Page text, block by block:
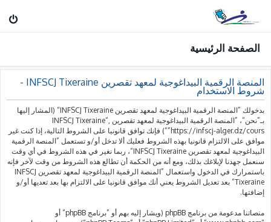
الصفحة الرئيسية
المنصة الرقمية البيداغوجية لمعهد تقصرين INFSCJ Tixeraine -
شروط الاستخدام
بدخولك ”المنصة الرقمية البيداغوجية لمعهد تقصرين INFSCJ Tixeraine“ (المشار إليها
بـ”نحن“، ”المنصة الرقمية البيداغوجية لمعهد تقصرين INFSCJ Tixeraine“,
”https://infscj-alger.dz/cours“) فإنك توافق قانونيا على الشروط التالية، إذا كنت غير
موافق على الالتزام قانونيا بهذه الشروط فعليك ألا تدخل أو/و تستعمل ”المنصة الرقمية
البيداغوجية لمعهد تقصرين INFSCJ Tixeraine“، ربما نغير في هذه الشروط في أي وقت
سنعمل جهدنا لإبلاغك بذلك، ومع أنه من الحكمة أن تطالع هذه الشروط من وقت لآخر فإنه
باستمرارك في الدخول واستعمال ”المنصة الرقمية البيداغوجية لمعهد تقصرين INFSCJ
Tixeraine“ بعد تعديل الشروط يعني أنك موافق قانونيا على الالتزام بها بعد تعديها أو/و
إضافتها.
منصاتنا مدعومة من برنامج phpBB (ويشار إليه بهم أو ”برنامج phpBB“ أو